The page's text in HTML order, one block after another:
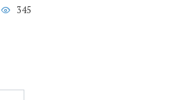
345